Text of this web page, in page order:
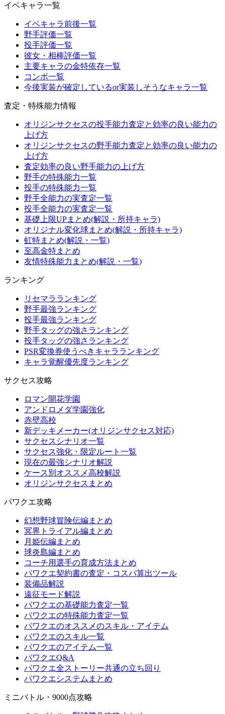
イベキャラ一覧
イベキャラ前後一覧
野手評価一覧
投手評価一覧
彼女・相棒評価一覧
主要キャラの金特依存一覧
コンボ一覧
今後実装が確定しているor実装しそうなキャラ一覧
査定・特殊能力情報
オリジンサクセスの投手能力査定と効率の良い能力の
上げ方
オリジンサクセスの野手能力査定と効率の良い能力の
上げ方
査定効率の良い野手能力の上げ方
野手の特殊能力一覧
投手の特殊能力一覧
野手全能力の実査定一覧
投手全能力の実査定一覧
基礎上限UPまとめ(解説・所持キャラ)
オリジナル変化球まとめ(解説・所持キャラ)
虹特まとめ(解説・一覧)
至高金特まとめ
友情特殊能力まとめ(解説・一覧)
ランキング
リセマラランキング
野手最強ランキング
投手最強ランキング
野手タッグの強さランキング
投手タッグの強さランキング
PSR変換券使うべきキャラランキング
キャラ覚醒優先度ランキング
サクセス攻略
ロマン開花学園
アンドロメダ学園強化
赤壁高校
新デッキメーカー(オリジンサクセス対応)
サクセスシナリオ一覧
サクセス強化・限定ルート一覧
現在の最強シナリオ解説
ケース別オススメ高校解説
オリジンサクセスまとめ
パワクエ攻略
幻想野球冒険伝編まとめ
冥界トライアル編まとめ
月姫伝編まとめ
球炎島編まとめ
コーチ用選手の育成方法まとめ
パワクエ契約書の査定・コスパ算出ツール
装備品解説
遠征モード解説
パワクエの基礎能力査定一覧
パワクエの特殊能力査定一覧
パワクエのオススメのスキル・アイテム
パワクエのスキル一覧
パワクエのアイテム一覧
パワクエQ&A
パワクエ全ストーリー共通の立ち回り
パワクエシステムまとめ
ミニバトル・9000点攻略